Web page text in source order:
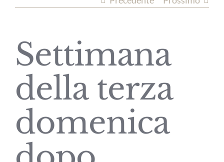
Settimana
della terza
domenica